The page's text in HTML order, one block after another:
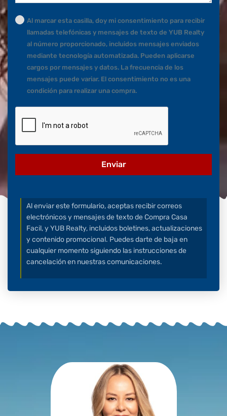
Al marcar esta casilla, doy mi consentimiento para recibir
llamadas telefónicas y mensajes de texto de YUB Realty
al número proporcionado, incluidos mensajes enviados
mediante tecnología automatizada. Pueden aplicarse
cargos por mensajes y datos. La frecuencia de los
mensajes puede variar. El consentimiento no es una
condición para realizar una compra.
Enviar
Al enviar este formulario, aceptas recibir correos
electrónicos y mensajes de texto de Compra Casa
Facil, y YUB Realty, incluidos boletines, actualizaciones
y contenido promocional. Puedes darte de baja en
cualquier momento siguiendo las instrucciones de
cancelación en nuestras comunicaciones.